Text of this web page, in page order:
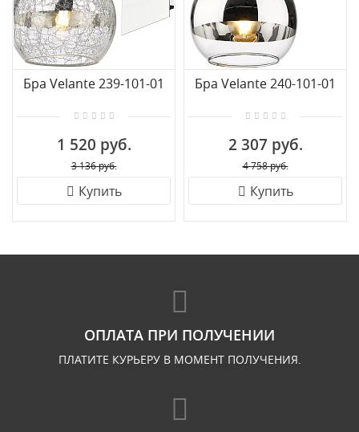
Бра Velante 239-101-01
1 520 руб.
3 136 руб.
Купить
Бра Velante 240-101-01
2 307 руб.
4 758 руб.
Купить
ОПЛАТА ПРИ ПОЛУЧЕНИИ
ПЛАТИТЕ КУРЬЕРУ В МОМЕНТ ПОЛУЧЕНИЯ.